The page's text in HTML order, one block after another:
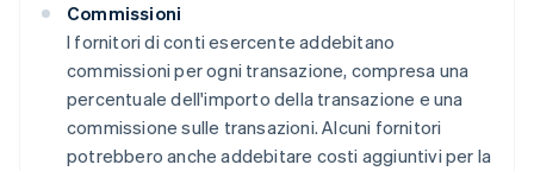
Commissioni
I fornitori di conti esercente addebitano
commissioni per ogni transazione, compresa una
percentuale dell'importo della transazione e una
commissione sulle transazioni. Alcuni fornitori
potrebbero anche addebitare costi aggiuntivi per la